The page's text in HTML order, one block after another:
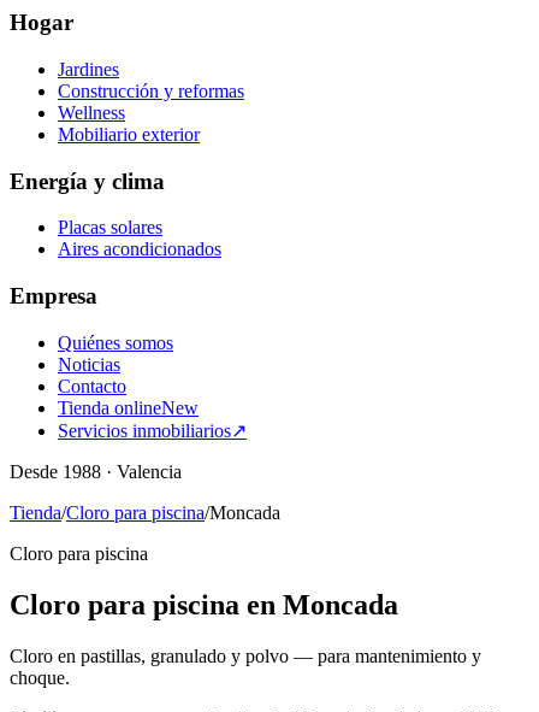
Hogar
Jardines
Construcción y reformas
Wellness
Mobiliario exterior
Energía y clima
Placas solares
Aires acondicionados
Empresa
Quiénes somos
Noticias
Contacto
Tienda onlineNew
Servicios inmobiliarios↗
Desde 1988 · Valencia
Tienda/Cloro para piscina/Moncada
Cloro para piscina
Cloro para piscina en Moncada
Cloro en pastillas, granulado y polvo — para mantenimiento y
choque.